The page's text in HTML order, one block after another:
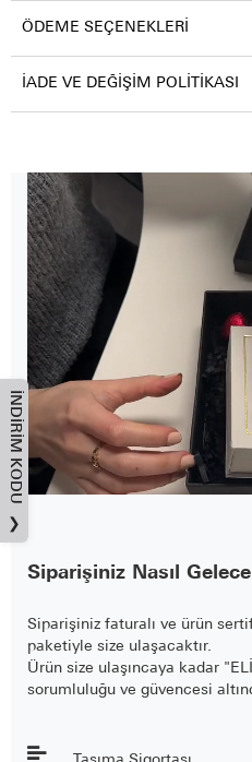
ÖDEME SEÇENEKLERI
İADE VE DEĞIŞIM POLITIKASI
Siparişiniz Nasıl
Siparişiniz faturalı ve ürün
paketiyle size ulaşacaktır.
Ürün size ulaşıncaya kadar
sorumluluğu ve güvencesi
İNDIRIM KODU
❯